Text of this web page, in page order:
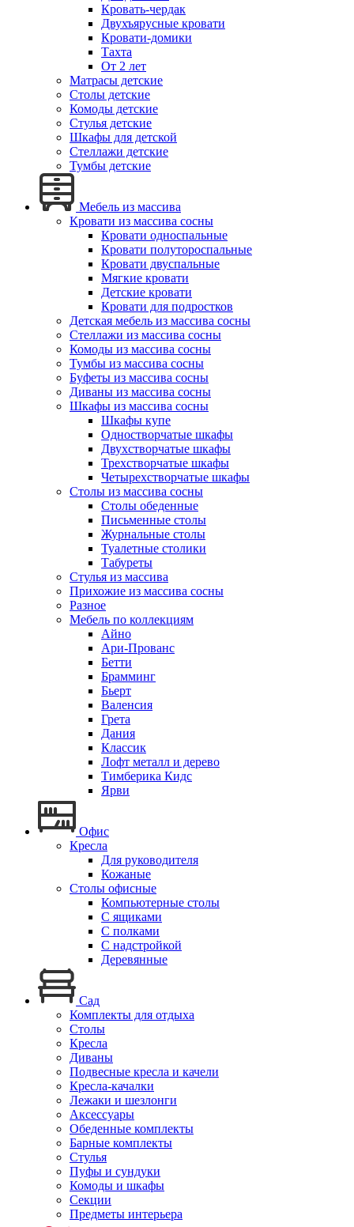
Кровать-чердак
Двухъярусные кровати
Кровати-домики
Тахта
От 2 лет
Матрасы детские
Столы детские
Комоды детские
Стулья детские
Шкафы для детской
Стеллажи детские
Тумбы детские
Мебель из массива
Кровати из массива сосны
Кровати односпальные
Кровати полутороспальные
Кровати двуспальные
Мягкие кровати
Детские кровати
Кровати для подростков
Детская мебель из массива сосны
Стеллажи из массива сосны
Комоды из массива сосны
Тумбы из массива сосны
Буфеты из массива сосны
Диваны из массива сосны
Шкафы из массива сосны
Шкафы купе
Одностворчатые шкафы
Двухстворчатые шкафы
Трехстворчатые шкафы
Четырехстворчатые шкафы
Столы из массива сосны
Столы обеденные
Письменные столы
Журнальные столы
Туалетные столики
Табуреты
Стулья из массива
Прихожие из массива сосны
Разное
Мебель по коллекциям
Айно
Ари-Прованс
Бетти
Брамминг
Бьерт
Валенсия
Грета
Дания
Классик
Лофт металл и дерево
Тимберика Кидс
Ярви
Офис
Кресла
Для руководителя
Кожаные
Столы офисные
Компьютерные столы
С ящиками
С полками
С надстройкой
Деревянные
Сад
Комплекты для отдыха
Столы
Кресла
Диваны
Подвесные кресла и качели
Кресла-качалки
Лежаки и шезлонги
Аксессуары
Обеденные комплекты
Барные комплекты
Стулья
Пуфы и сундуки
Комоды и шкафы
Секции
Предметы интерьера